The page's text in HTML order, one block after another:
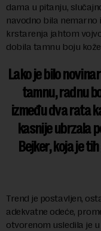
dama u pitanju,
navodno bila
krstarenja jahtom
dobila tamnu boju
Lako je bilo
tamnu, radnu
između dva rata
kasnije ubrzala
Bejker, koja je
Trend je postavljen,
adekvatne odeće,
otvorenom usledila je